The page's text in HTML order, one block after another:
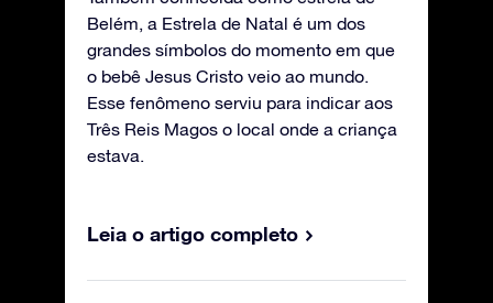
Belém, a Estrela de Natal é um dos
grandes símbolos do momento em que
o bebê Jesus Cristo veio ao mundo.
Esse fenômeno serviu para indicar aos
Três Reis Magos o local onde a criança
estava.
Leia o artigo completo